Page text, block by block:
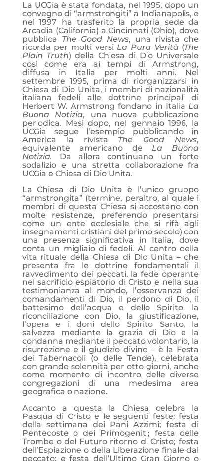
La UCGia è stata fondata, nel 1995, dopo un
convegno di “armstrongiti” a Indianapolis, e
nel 1997 ha trasferito la propria sede da
Arcadia (California) a Cincinnati (Ohio), dove
pubblica The Good News, una rivista che
ricorda per molti versi La Pura Verità (The
Plain Truth) della Chiesa di Dio Universale
così come era ai tempi di Armstrong,
diffusa in Italia per molti anni. Nel
settembre 1995, prima di riorganizzarsi in
Chiesa di Dio Unita, i membri di nazionalità
italiana fedeli alle dottrine principali di
Herbert W. Armstrong fondano in Italia La
Buona Notizia, una nuova pubblicazione
periodica. Mesi dopo, nel gennaio 1996, la
UCGia segue l’esempio pubblicando in
America la rivista The Good News,
equivalente americano de La Buona
Notizia. Da allora continuano un forte
sodalizio e una stretta collaborazione fra
UCGia e Chiesa di Dio Unita.
La Chiesa di Dio Unita è l’unico gruppo
“armstrongita” (termine, peraltro, al quale i
membri di questa Chiesa si accostano con
molte resistenze, preferendo presentarsi
come un ente ecclesiale che si rifà agli
insegnamenti cristiani del primo secolo) con
una presenza significativa in Italia, dove
conta un migliaio di fedeli. Al centro della
vita rituale della Chiesa di Dio Unita – che
presenta fra le dottrine fondamentali il
ravvedimento dei peccati, la fede operante
nel sacrificio espiatorio di Cristo e nella sua
testimonianza al mondo, l’osservanza dei
comandamenti di Dio, il perdono di Dio, il
battesimo dell’acqua e dello Spirito, la
riconciliazione con Dio, la giustificazione,
l’opera e i doni dello Spirito Santo, la
salvezza mediante la grazia di Dio e la
condanna mediante il peccato volontario, la
risurrezione e il giudizio divino – è la Festa
dei Tabernacoli (o delle Tende), celebrata
con grande solennità per otto giorni, anche
come momento di incontro delle diverse
congregazioni di una medesima area
geografica o nazione.
Accanto a questa la Chiesa celebra la
Pasqua di Cristo e le seguenti feste: festa
della settimana dei Pani Azzimi; festa di
Pentecoste o dei Primogeniti; festa delle
Trombe o del Futuro ritorno di Cristo; festa
dell’Espiazione o della Liberazione finale dal
peccato; e festa dell’Ultimo Gran Giorno o